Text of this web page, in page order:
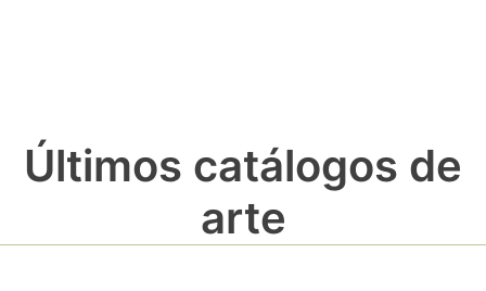
Últimos catálogos de
arte